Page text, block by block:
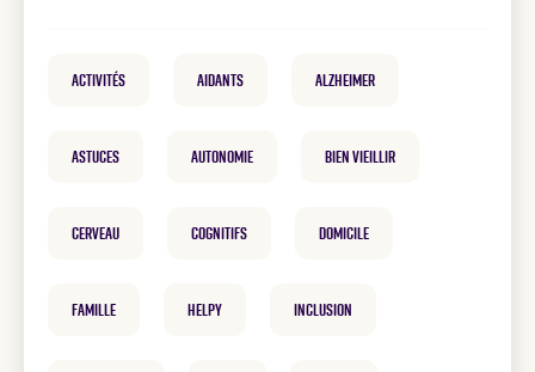
Activités Aidants Alzheimer
Astuces Autonomie Bien vieillir
cerveau cognitifs Domicile
famille helpy inclusion